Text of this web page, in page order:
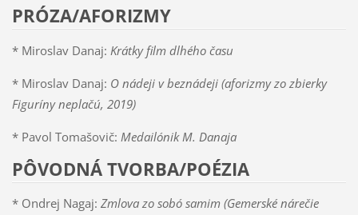
PRÓZA/AFORIZMY
* Miroslav Danaj: Krátky film dlhého času
* Miroslav Danaj: O nádeji v beznádeji (aforizmy zo zbierky
Figuríny neplačú, 2019)
* Pavol Tomašovič: Medailónik M. Danaja
PÔVODNÁ TVORBA/POÉZIA
* Ondrej Nagaj: Zmlova zo sobó samim (Gemerské nárečie